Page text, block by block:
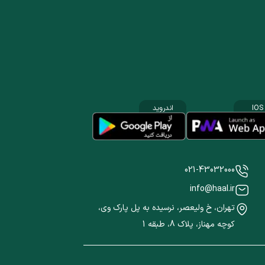
IOS اندروید
021-43032000
info@haal.ir
تهران، خ ولیعصر، نرسیده به پل پارک وی،
کوچه مهناز، پلاک 8، طبقه 1